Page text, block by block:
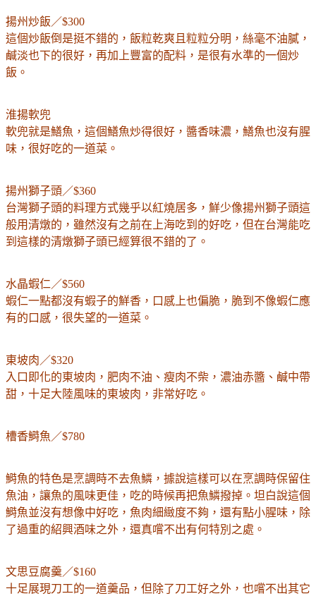
揚州炒飯／$300
這個炒飯倒是挺不錯的，飯粒乾爽且粒粒分明，絲毫不油膩，
鹹淡也下的很好，再加上豐富的配料，是很有水準的一個炒
飯。
淮揚軟兜
軟兜就是鱔魚，這個鱔魚炒得很好，醬香味濃，鱔魚也沒有腥
味，很好吃的一道菜。
揚州獅子頭／$360
台灣獅子頭的料理方式幾乎以紅燒居多，鮮少像揚州獅子頭這
般用清燉的，雖然沒有之前在上海吃到的好吃，但在台灣能吃
到這樣的清燉獅子頭已經算很不錯的了。
水晶蝦仁／$560
蝦仁一點都沒有蝦子的鮮香，口感上也偏脆，脆到不像蝦仁應
有的口感，很失望的一道菜。
東坡肉／$320
入口即化的東坡肉，肥肉不油、瘦肉不柴，濃油赤醬、鹹中帶
甜，十足大陸風味的東坡肉，非常好吃。
槽香鰣魚／$780
鰣魚的特色是烹調時不去魚鱗，據說這樣可以在烹調時保留住
魚油，讓魚的風味更佳，吃的時候再把魚鱗撥掉。坦白說這個
鰣魚並沒有想像中好吃，魚肉細緻度不夠，還有點小腥味，除
了過重的紹興酒味之外，還真嚐不出有何特別之處。
文思豆腐羹／$160
十足展現刀工的一道羹品，但除了刀工好之外，也嚐不出其它